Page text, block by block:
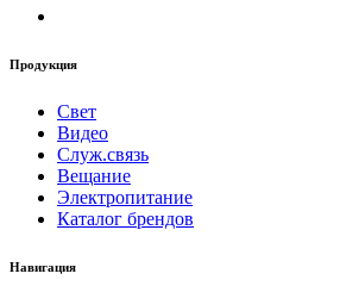
Продукция
Свет
Видео
Служ.связь
Вещание
Электропитание
Каталог брендов
Навигация